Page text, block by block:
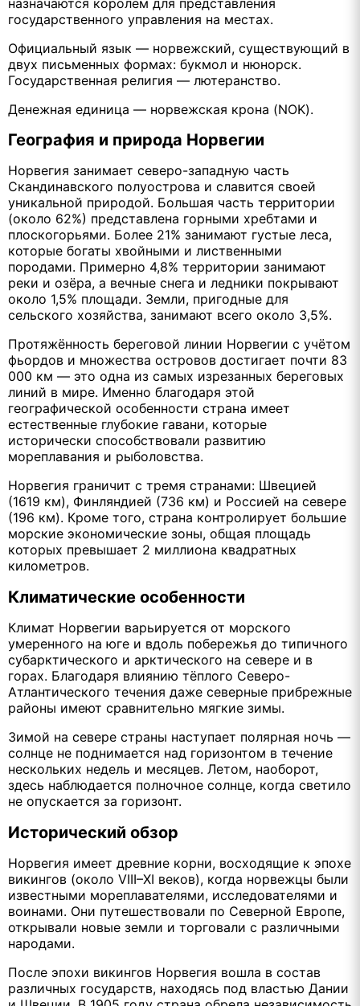
государственного управления на местах.
Официальный язык — норвежский, существующий в
двух письменных формах: букмол и нюнорск.
Государственная религия — лютеранство.
Денежная единица — норвежская крона (NOK).
География и природа Норвегии
Норвегия занимает северо-западную часть
Скандинавского полуострова и славится своей
уникальной природой. Большая часть территории
(около 62%) представлена горными хребтами и
плоскогорьями. Более 21% занимают густые леса,
которые богаты хвойными и лиственными
породами. Примерно 4,8% территории занимают
реки и озёра, а вечные снега и ледники покрывают
около 1,5% площади. Земли, пригодные для
сельского хозяйства, занимают всего около 3,5%.
Протяжённость береговой линии Норвегии с учётом
фьордов и множества островов достигает почти 83
000 км — это одна из самых изрезанных береговых
линий в мире. Именно благодаря этой
географической особенности страна имеет
естественные глубокие гавани, которые
исторически способствовали развитию
мореплавания и рыболовства.
Норвегия граничит с тремя странами: Швецией
(1619 км), Финляндией (736 км) и Россией на севере
(196 км). Кроме того, страна контролирует большие
морские экономические зоны, общая площадь
которых превышает 2 миллиона квадратных
километров.
Климатические особенности
Климат Норвегии варьируется от морского
умеренного на юге и вдоль побережья до типичного
субарктического и арктического на севере и в
горах. Благодаря влиянию тёплого Северо-
Атлантического течения даже северные прибрежные
районы имеют сравнительно мягкие зимы.
Зимой на севере страны наступает полярная ночь —
солнце не поднимается над горизонтом в течение
нескольких недель и месяцев. Летом, наоборот,
здесь наблюдается полночное солнце, когда светило
не опускается за горизонт.
Исторический обзор
Норвегия имеет древние корни, восходящие к эпохе
викингов (около VIII–XI веков), когда норвежцы были
известными мореплавателями, исследователями и
воинами. Они путешествовали по Северной Европе,
открывали новые земли и торговали с различными
народами.
После эпохи викингов Норвегия вошла в состав
различных государств, находясь под властью Дании